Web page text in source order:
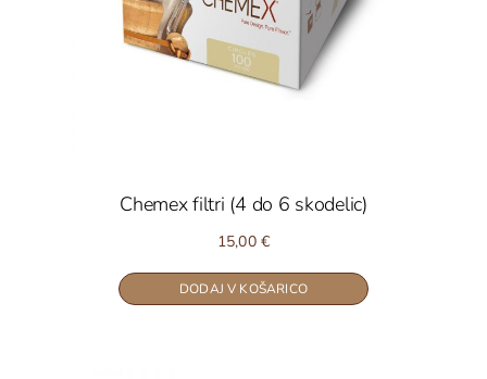
Chemex filtri (4 do 6 skodelic)
15,00€
DODAJ V KOŠARICO